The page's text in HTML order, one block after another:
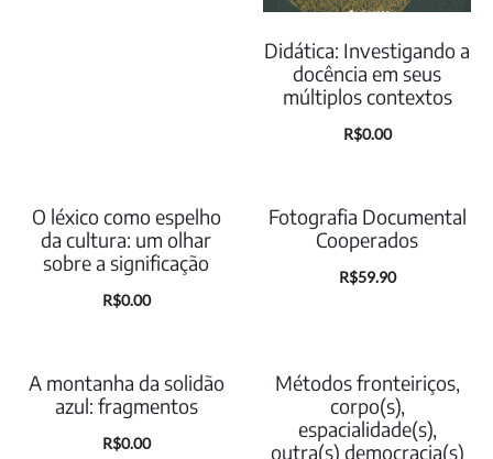
Didática: Investigando a
docência em seus
múltiplos contextos
R$0.00
O léxico como espelho
da cultura: um olhar
sobre a significação
R$0.00
Fotografia Documental
Cooperados
R$59.90
A montanha da solidão
azul: fragmentos
O
R$0.00
Métodos fronteiriços,
corpo(s),
espacialidade(s),
outra(s) democracia(s)